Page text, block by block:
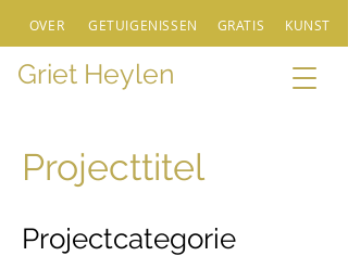
Griet Heylen
OVER GETUIGENISSEN GRATIS KUNST
Projecttitel
Projectcategorie